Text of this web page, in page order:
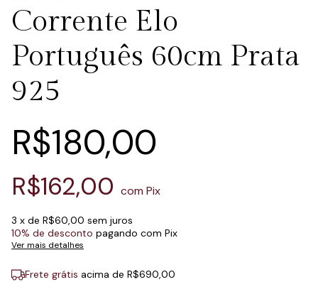
Corrente Elo
Português 60cm Prata
925
R$180,00
R$162,00 com Pix
3 x de R$60,00 sem juros
10% de desconto pagando com Pix
Ver mais detalhes
Frete grátis acima de R$690,00